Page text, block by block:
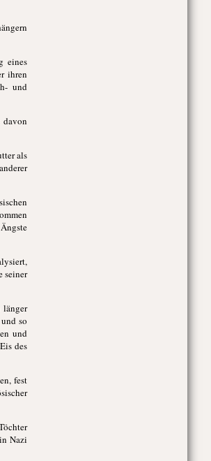
eines
ihren
und
als
seiner
länger
so
und
des
fest
Nazi